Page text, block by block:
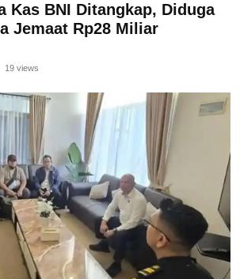
Kas BNI Ditangkap, Diduga
Jemaat Rp28 Miliar
19 views